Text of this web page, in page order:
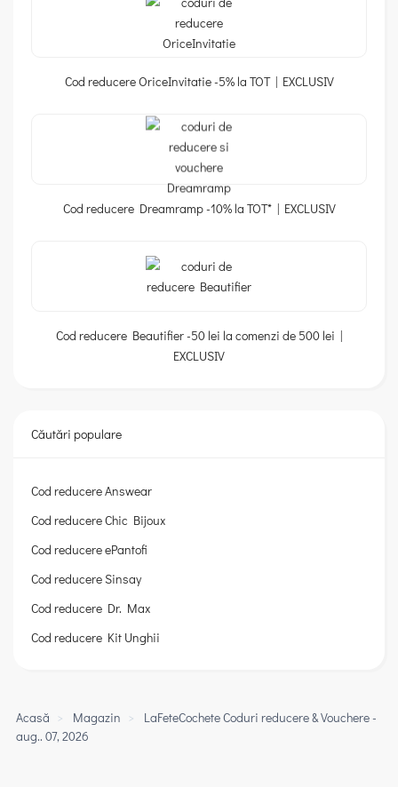
Cod reducere OriceInvitatie -5% la TOT | EXCLUSIV
Cod reducere Dreamramp -10% la TOT* | EXCLUSIV
Cod reducere Beautifier -50 lei la comenzi de 500 lei |
EXCLUSIV
Căutări populare
Cod reducere Answear
Cod reducere Chic Bijoux
Cod reducere ePantofi
Cod reducere Sinsay
Cod reducere Dr. Max
Cod reducere Kit Unghii
Acasă > Magazin >
LaFeteCochete Coduri reducere & Vouchere -
aug.. 07, 2026